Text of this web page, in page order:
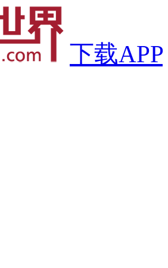
下载APP